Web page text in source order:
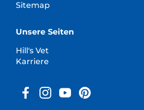
Sitemap
Unsere Seiten
Hill's Vet
Karriere